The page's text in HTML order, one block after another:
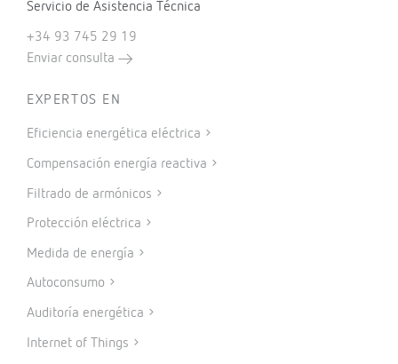
Servicio de Asistencia Técnica
+34 93 745 29 19
Enviar consulta
EXPERTOS EN
Eficiencia energética eléctrica
Compensación energía reactiva
Filtrado de armónicos
Protección eléctrica
Medida de energía
Autoconsumo
Auditoría energética
Internet of Things